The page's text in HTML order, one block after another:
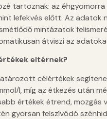
tartoznak: az
lefekvés előtt. Az adatok
mintázatok
átviszi az
eltérnek?
célértékek
l, míg az étkezés után
értékek étrend, mozgás
gyorsan felszívódó